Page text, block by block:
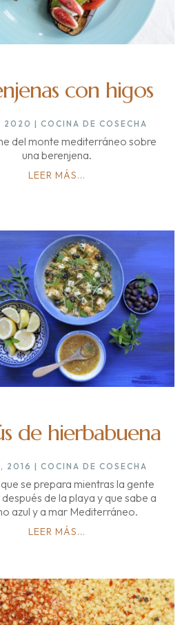
con higos
2020 | COCINA DE COSECHA
del monte mediterráneo sobre
una berenjena.
LEER MÁS...
de hierbabuena
2016 |COCINA DE COSECHA
se prepara mientras la gente
de la playa y que sabe a
azul y a mar Mediterráneo.
LEER MÁS...